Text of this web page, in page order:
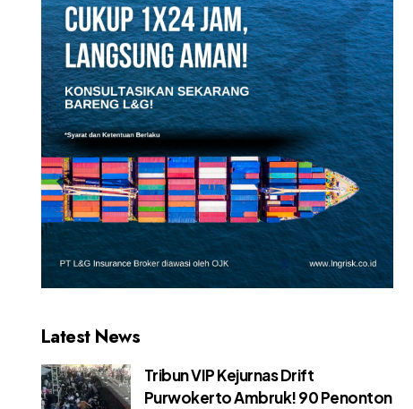
Latest News
Tribun VIP Kejurnas Drift
Purwokerto Ambruk! 90 Penonton